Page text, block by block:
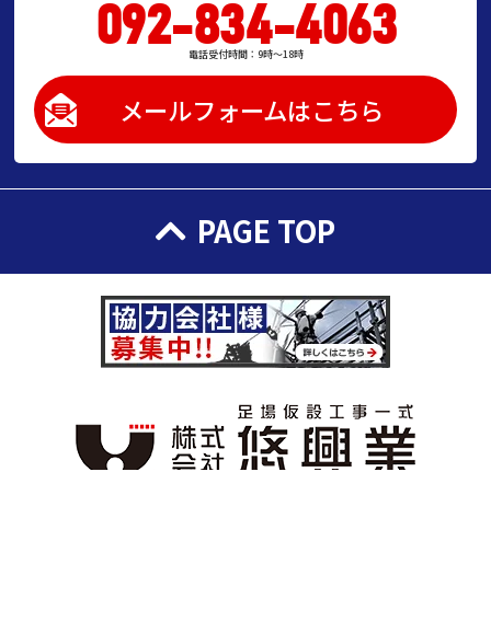
092-834-4063
電話受付時間：9時～18時
メールフォームはこちら
PAGE TOP